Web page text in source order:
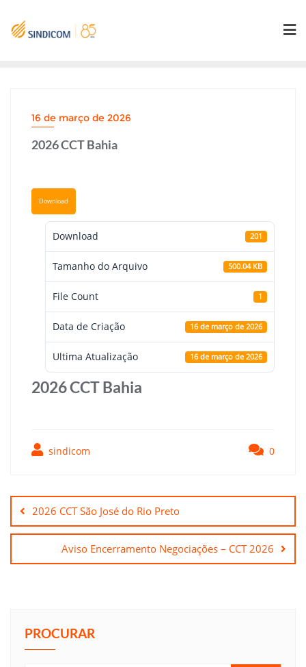
content
16 de março de 2026
2026 CCT Bahia
Download
Download 201
Tamanho do Arquivo 500.04 KB
File Count 1
Data de Criação 16 de março de 2026
Ultima Atualização 16 de março de 2026
2026 CCT Bahia
sindicom 0
de
Post2026 CCT São José do Rio Preto
Aviso Encerramento Negociações – CCT 2026
PROCURAR